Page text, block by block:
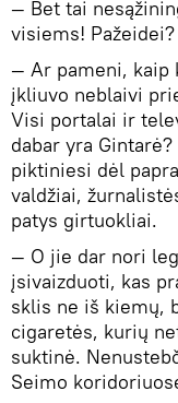
— Bet tai
visiems!
— Ar pameni, kaip
įkliuvo neblaivi
Visi portalai ir
dabar yra
piktiniesi dėl
valdžiai,
patys girtuokliai.
— O jie dar nori
įsivaizduoti, kas
sklis ne iš kiemų,
cigaretės, kurių
suktinė.
Seimo